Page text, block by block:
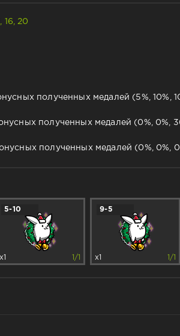
16, 20
полученных медалей (5%, 10%,
полученных медалей (0%, 0%,
полученных медалей (0%, 0%,
5-10
x1 1/1
9-5
x1 1/1